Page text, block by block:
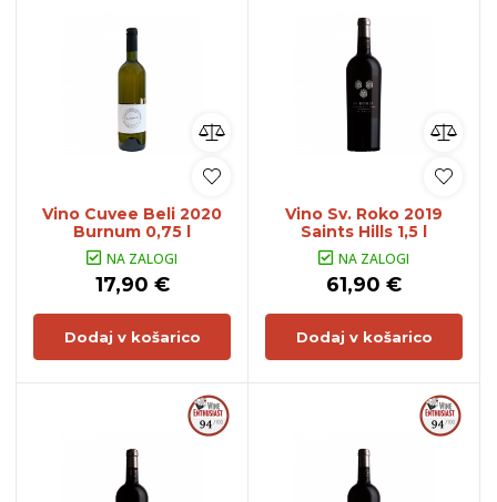
Vino Cuvee Beli 2020
Burnum 0,75 l
NA ZALOGI
17,90 €
Dodaj v košarico
Vino Sv. Roko 2019
Saints Hills 1,5 l
NA ZALOGI
61,90 €
Dodaj v košarico